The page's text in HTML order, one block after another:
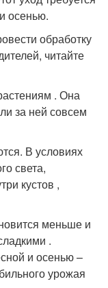
осенью.
обработку
читайте
. Она
за ней совсем
В условиях
света,
кустов ,
меньше и
.
и осенью –
урожая